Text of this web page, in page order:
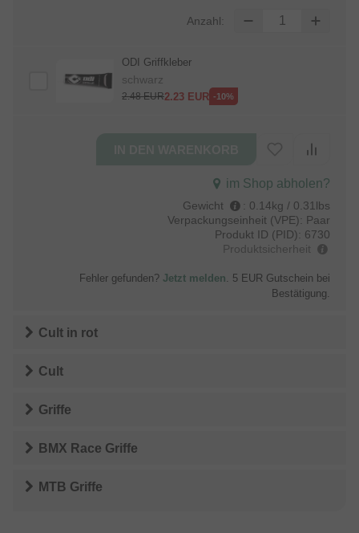
Anzahl:
ODI Griffkleber
schwarz
2.48EUR2.23 EUR -10%
im Shop abholen?
Gewicht : 0.14kg / 0.31lbs
Verpackungseinheit (VPE): Paar
Produkt ID (PID): 6730
Produktsicherheit
Fehler gefunden? Jetzt melden. 5 EUR Gutschein bei
Bestätigung.
Cult in rot
Cult
Griffe
BMX Race Griffe
MTB Griffe